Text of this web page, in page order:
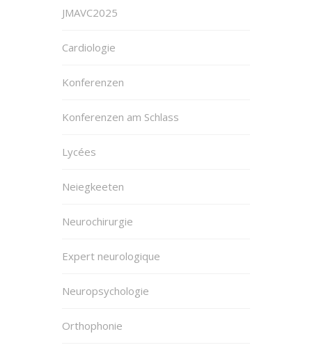
JMAVC2025
Cardiologie
Konferenzen
Konferenzen am Schlass
Lycées
Neiegkeeten
Neurochirurgie
Expert neurologique
Neuropsychologie
Orthophonie